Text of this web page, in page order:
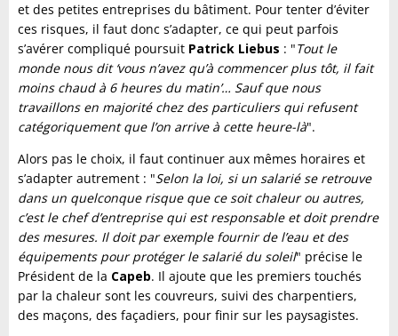
et des petites entreprises du bâtiment. Pour tenter d’éviter
ces risques, il faut donc s’adapter, ce qui peut parfois
s’avérer compliqué poursuit Patrick Liebus : "Tout le
monde nous dit ‘vous n’avez qu’à commencer plus tôt, il fait
moins chaud à 6 heures du matin’… Sauf que nous
travaillons en majorité chez des particuliers qui refusent
catégoriquement que l’on arrive à cette heure-là".
Alors pas le choix, il faut continuer aux mêmes horaires et
s’adapter autrement : "Selon la loi, si un salarié se retrouve
dans un quelconque risque que ce soit chaleur ou autres,
c’est le chef d’entreprise qui est responsable et doit prendre
des mesures. Il doit par exemple fournir de l’eau et des
équipements pour protéger le salarié du soleil" précise le
Président de la Capeb. Il ajoute que les premiers touchés
par la chaleur sont les couvreurs, suivi des charpentiers,
des maçons, des façadiers, pour finir sur les paysagistes.